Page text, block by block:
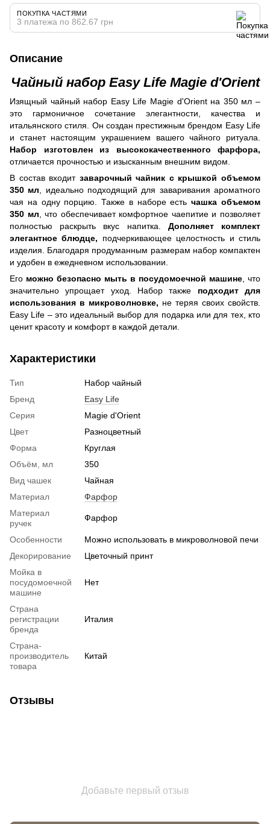
ПОКУПКА ЧАСТЯМИ
3 платежа по 862.67 грн
Описание
Чайный набор Easy Life Magie d'Orient
Изящный чайный набор Easy Life Magie d'Orient на 350 мл –
это гармоничное сочетание элегантности, качества и
итальянского стиля. Он создан престижным брендом Easy Life
и станет настоящим украшением вашего чайного ритуала.
Набор изготовлен из
высококачественного фарфора,
отличается прочностью и изысканным внешним видом.
В состав входит заварочный чайник с крышкой объемом
350 мл , идеально подходящий для заваривания ароматного
чая на одну порцию. Также в наборе естьчашка объемом
350 мл , что обеспечивает комфортное чаепитие и позволяет
полностью раскрыть вкус напитка. Дополняет комплект
элегантное блюдце, подчеркивающее целостность и стиль
изделия. Благодаря продуманным размерам набор компактен
и удобен в ежедневном использовании.
Его можно безопасно мыть в посудомоечной машине , что
значительно упрощает уход. Набор также подходит для
использования в микроволновке, не теряя своих свойств.
Easy Life – это идеальный выбор для подарка или для тех, кто
ценит красоту и комфорт в каждой детали.
Характеристики
Тип
Набор чайный
Бренд
Easy Life
Серия
Magie d'Orient
Цвет
Разноцветный
Форма
Круглая
Объём, мл
350
Вид чашек
Чайная
Материал
Фарфор
Материал
ручек
Фарфор
Особенности
Можно использовать в микроволновой печи
Декорирование
Цветочный принт
Мойка в
посудомоечной
машине
Нет
Страна
регистрации
бренда
Италия
Страна-
производитель
товара
Китай
Отзывы
Добавьте первый отзыв